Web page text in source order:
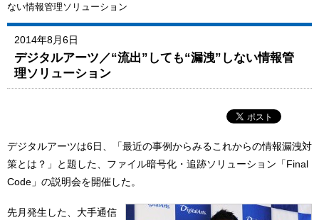
ない情報管理ソリューション
2014年8月6日
デジタルアーツ／“流出”しても“漏洩”しない情報管
理ソリューション
デジタルアーツは6日、「最近の事例からみるこれからの情報漏洩対
策とは？」と題した、ファイル暗号化・追跡ソリューション「Final
Code」の説明会を開催した。
先月発生した、大手通信